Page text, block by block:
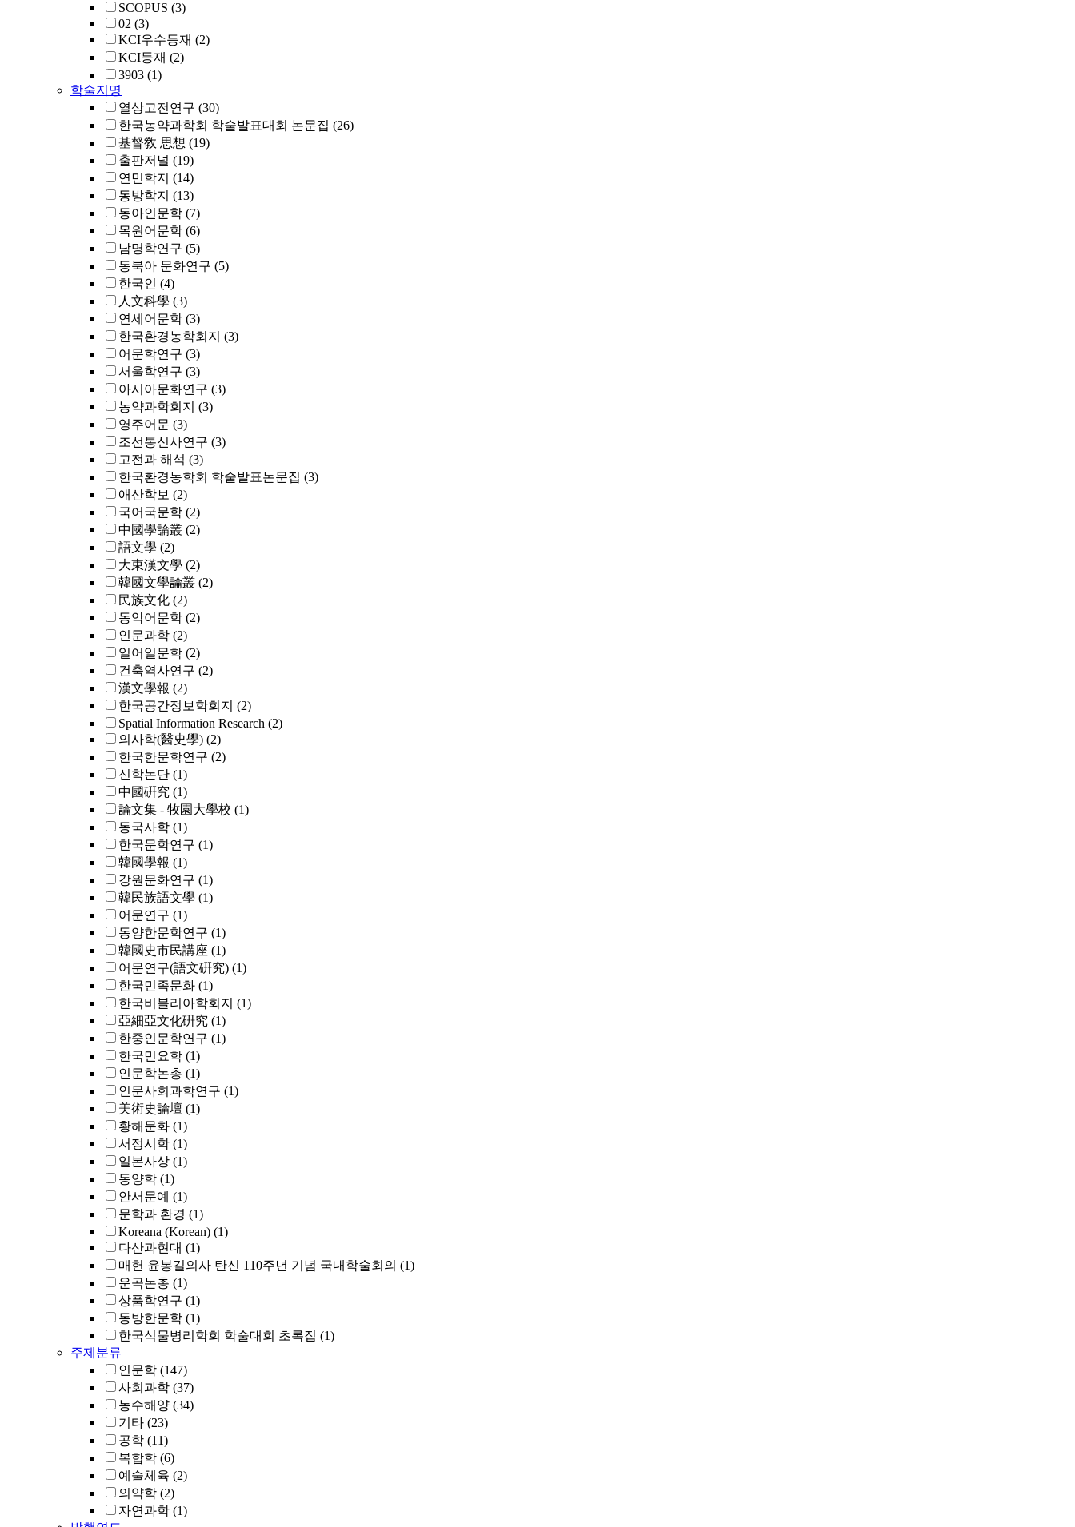
SCOPUS (3)
02 (3)
KCI우수등재 (2)
KCI등재 (2)
3903 (1)
학술지명
열상고전연구 (30)
한국농약과학회 학술발표대회 논문집 (26)
基督敎 思想 (19)
출판저널 (19)
연민학지 (14)
동방학지 (13)
동아인문학 (7)
목원어문학 (6)
남명학연구 (5)
동북아 문화연구 (5)
한국인 (4)
人文科學 (3)
연세어문학 (3)
한국환경농학회지 (3)
어문학연구 (3)
서울학연구 (3)
아시아문화연구 (3)
농약과학회지 (3)
영주어문 (3)
조선통신사연구 (3)
고전과 해석 (3)
한국환경농학회 학술발표논문집 (3)
애산학보 (2)
국어국문학 (2)
中國學論叢 (2)
語文學 (2)
大東漢文學 (2)
韓國文學論叢 (2)
民族文化 (2)
동악어문학 (2)
인문과학 (2)
일어일문학 (2)
건축역사연구 (2)
漢文學報 (2)
한국공간정보학회지 (2)
Spatial Information Research (2)
의사학(醫史學) (2)
한국한문학연구 (2)
신학논단 (1)
中國硏究 (1)
論文集 - 牧園大學校 (1)
동국사학 (1)
한국문학연구 (1)
韓國學報 (1)
강원문화연구 (1)
韓民族語文學 (1)
어문연구 (1)
동양한문학연구 (1)
韓國史市民講座 (1)
어문연구(語文硏究) (1)
한국민족문화 (1)
한국비블리아학회지 (1)
亞細亞文化硏究 (1)
한중인문학연구 (1)
한국민요학 (1)
인문학논총 (1)
인문사회과학연구 (1)
美術史論壇 (1)
황해문화 (1)
서정시학 (1)
일본사상 (1)
동양학 (1)
안서문예 (1)
문학과 환경 (1)
Koreana (Korean) (1)
다산과현대 (1)
매헌 윤봉길의사 탄신 110주년 기념 국내학술회의 (1)
운곡논총 (1)
상품학연구 (1)
동방한문학 (1)
한국식물병리학회 학술대회 초록집 (1)
주제분류
인문학 (147)
사회과학 (37)
농수해양 (34)
기타 (23)
공학 (11)
복합학 (6)
예술체육 (2)
의약학 (2)
자연과학 (1)